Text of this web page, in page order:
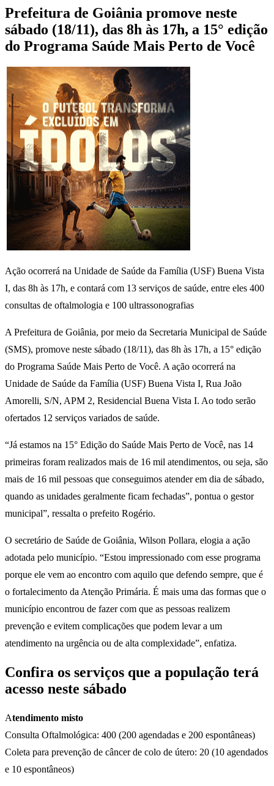
Prefeitura de Goiânia promove neste
sábado (18/11), das 8h às 17h, a 15° edição
do Programa Saúde Mais Perto de Você
Ação ocorrerá na Unidade de Saúde da Família (USF) Buena Vista
I, das 8h às 17h, e contará com 13 serviços de saúde, entre eles 400
consultas de oftalmologia e 100 ultrassonografias
A Prefeitura de Goiânia, por meio da Secretaria Municipal de Saúde
(SMS), promove neste sábado (18/11), das 8h às 17h, a 15° edição
do Programa Saúde Mais Perto de Você. A ação ocorrerá na
Unidade de Saúde da Família (USF) Buena Vista I, Rua João
Amorelli, S/N, APM 2, Residencial Buena Vista I. Ao todo serão
ofertados 12 serviços variados de saúde.
“Já estamos na 15° Edição do Saúde Mais Perto de Você, nas 14
primeiras foram realizados mais de 16 mil atendimentos, ou seja, são
mais de 16 mil pessoas que conseguimos atender em dia de sábado,
quando as unidades geralmente ficam fechadas”, pontua o gestor
municipal”, ressalta o prefeito Rogério.
O secretário de Saúde de Goiânia, Wilson Pollara, elogia a ação
adotada pelo município. “Estou impressionado com esse programa
porque ele vem ao encontro com aquilo que defendo sempre, que é
o fortalecimento da Atenção Primária. É mais uma das formas que o
município encontrou de fazer com que as pessoas realizem
prevenção e evitem complicações que podem levar a um
atendimento na urgência ou de alta complexidade”, enfatiza.
Confira os serviços que a população terá
acesso neste sábado
Atendimento misto
Consulta Oftalmológica: 400 (200 agendadas e 200 espontâneas)
Coleta para prevenção de câncer de colo de útero: 20 (10 agendados
e 10 espontâneos)